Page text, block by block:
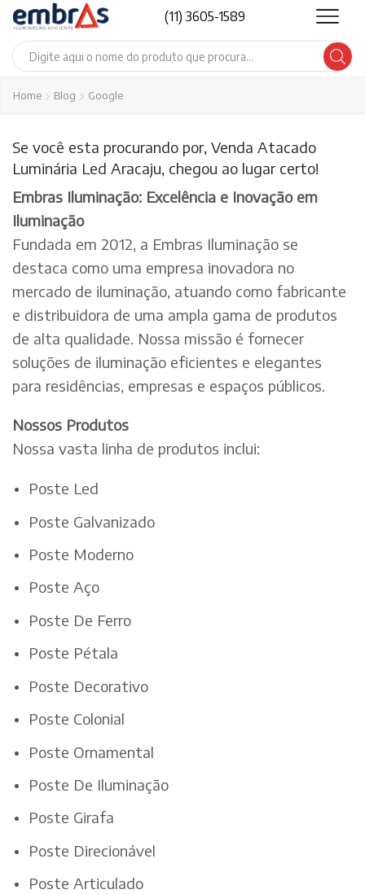
(11) 3605-1589
Search
Home Blog Google
Se você esta procurando por, Venda Atacado
Luminária Led Aracaju, chegou ao lugar certo!
Embras Iluminação: Excelência e Inovação em
Iluminação
Fundada em 2012, a Embras Iluminação se
destaca como uma empresa inovadora no
mercado de iluminação, atuando como fabricante
e distribuidora de uma ampla gama de produtos
de alta qualidade. Nossa missão é fornecer
soluções de iluminação eficientes e elegantes
para residências, empresas e espaços públicos.
Nossos Produtos
Nossa vasta linha de produtos inclui:
Poste Led
Poste Galvanizado
Poste Moderno
Poste Aço
Poste De Ferro
Poste Pétala
Poste Decorativo
Poste Colonial
Poste Ornamental
Poste De Iluminação
Poste Girafa
Poste Direcionável
Poste Articulado